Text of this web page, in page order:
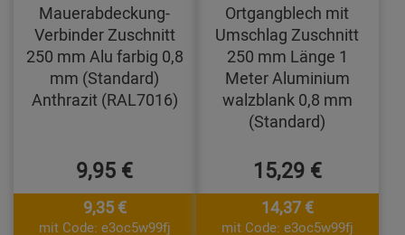
Mauerabdeckung-
Verbinder Zuschnitt
250 mm Alu farbig 0,8
mm (Standard)
Anthrazit (RAL7016)
9,95 €
9,35 €
mit Code: e3oc5w99fj
Ortgangblech mit
Umschlag Zuschnitt
250 mm Länge 1
Meter Aluminium
walzblank 0,8 mm
(Standard)
15,29 €
14,37 €
mit Code: e3oc5w99fj